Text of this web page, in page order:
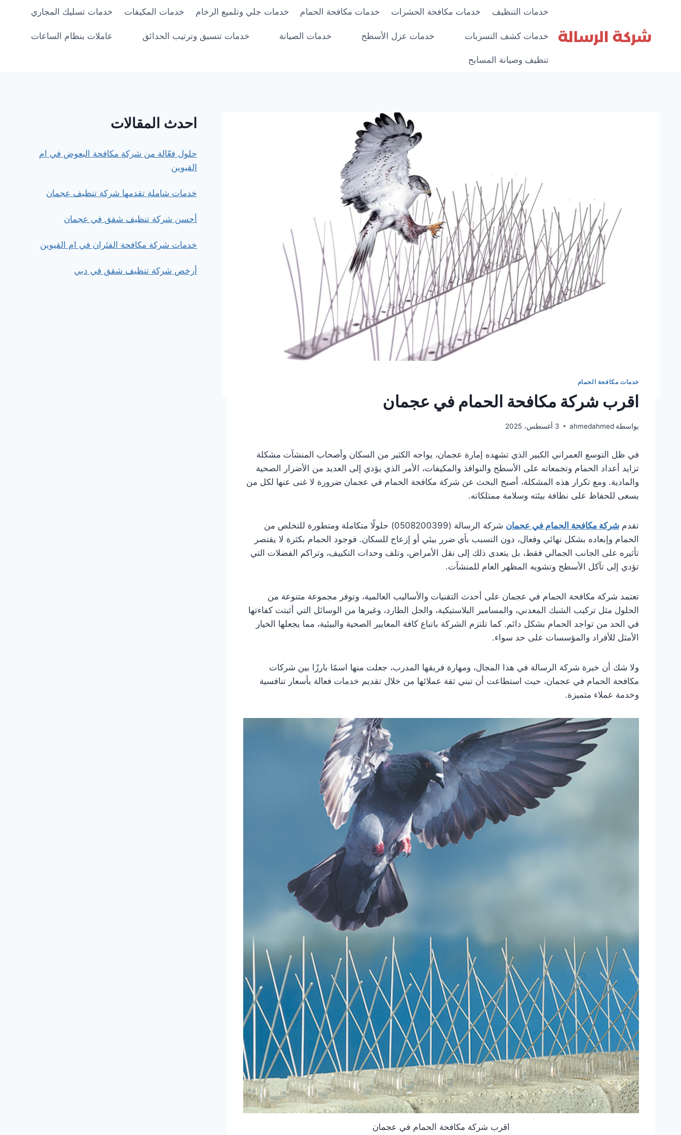
خدمات التنظيف خدمات مكافحة الحشرات خدمات مكافحة الحمام خدمات جلي وتلميع الرخام خدمات المكيفات خدمات تسليك المجاري
خدمات كشف التسربات خدمات عزل الأسطح خدمات الصيانة خدمات تنسيق وترتيب الحدائق عاملات بنظام الساعات
تنظيف وصيانة المسابح
خدمات مكافحة الحمام
اقرب شركة مكافحة الحمام في عجمان
بواسطة ahmedahmed 3 أغسطس، 2025
في ظل التوسع العمراني الكبير الذي تشهده إمارة عجمان، يواجه الكثير من السكان وأصحاب المنشآت مشكلة
تزايد أعداد الحمام وتجمعاته على الأسطح والنوافذ والمكيفات، الأمر الذي يؤدي إلى العديد من الأضرار الصحية
والمادية. ومع تكرار هذه المشكلة، أصبح البحث عن شركة مكافحة الحمام في عجمان ضرورة لا غنى عنها لكل من
يسعى للحفاظ على نظافة بيئته وسلامة ممتلكاته.
تقدمشركة مكافحة الحمام في عجمان
شركة الرسالة (0508200399) حلولًا متكاملة ومتطورة للتخلص من
الحمام وإبعاده بشكل نهائي وفعال، دون التسبب بأي ضرر بيئي أو إزعاج للسكان. فوجود الحمام بكثرة لا يقتصر
تأثيره على الجانب الجمالي فقط، بل يتعدى ذلك إلى نقل الأمراض، وتلف وحدات التكييف، وتراكم الفضلات التي
تؤدي إلى تآكل الأسطح وتشويه المظهر العام للمنشآت.
تعتمد شركة مكافحة الحمام في عجمان على أحدث التقنيات والأساليب العالمية، وتوفر مجموعة متنوعة من
الحلول مثل تركيب الشبك المعدني، والمسامير البلاستيكية، والجل الطارد، وغيرها من الوسائل التي أثبتت كفاءتها
في الحد من تواجد الحمام بشكل دائم. كما تلتزم الشركة باتباع كافة المعايير الصحية والبيئية، مما يجعلها الخيار
الأمثل للأفراد والمؤسسات على حد سواء.
ولا شك أن خبرة شركة الرسالة في هذا المجال، ومهارة فريقها المدرب، جعلت منها اسمًا بارزًا بين شركات
مكافحة الحمام في عجمان، حيث استطاعت أن تبني ثقة عملائها من خلال تقديم خدمات فعالة بأسعار تنافسية
وخدمة عملاء متميزة.
اقرب شركة مكافحة الحمام في عجمان
احدث المقالات
حلول فعّالة من شركة مكافحة البعوض في ام
القيوين
خدمات شاملة تقدمها شركة تنظيف عجمان
أحسن شركة تنظيف شقق في عجمان
خدمات شركة مكافحة الفئران في ام القيوين
أرخص شركة تنظيف شقق في دبي